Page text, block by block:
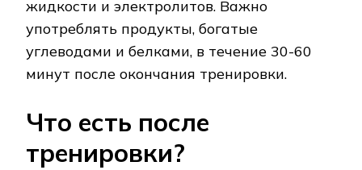
жидкости и электролитов. Важно
употреблять продукты, богатые
углеводами и белками, в течение 30-60
минут после окончания тренировки.
Что есть после
тренировки?